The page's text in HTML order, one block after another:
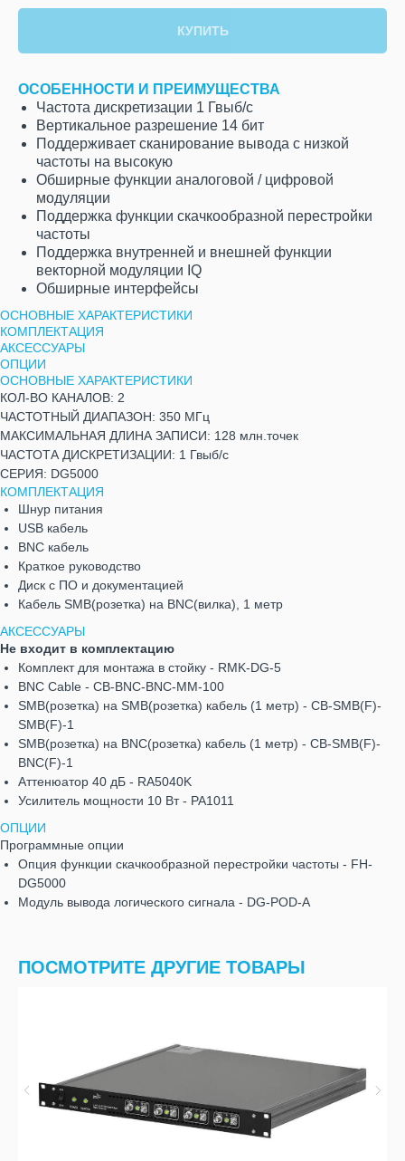
КУПИТЬ
ОСОБЕННОСТИ И ПРЕИМУЩЕСТВА
Частота дискретизации 1 Гвыб/с
Вертикальное разрешение 14 бит
Поддерживает сканирование вывода с низкой
частоты на высокую
Обширные функции аналоговой / цифровой
модуляции
Поддержка функции скачкообразной перестройки
частоты
Поддержка внутренней и внешней функции
векторной модуляции IQ
Обширные интерфейсы
ОСНОВНЫЕ ХАРАКТЕРИСТИКИ
КОМПЛЕКТАЦИЯ
АКСЕССУАРЫ
ОПЦИИ
ОСНОВНЫЕ ХАРАКТЕРИСТИКИ
КОЛ-ВО КАНАЛОВ: 2
ЧАСТОТНЫЙ ДИАПАЗОН: 350 МГц
МАКСИМАЛЬНАЯ ДЛИНА ЗАПИСИ: 128 млн.точек
ЧАСТОТА ДИСКРЕТИЗАЦИИ: 1 Гвыб/с
СЕРИЯ: DG5000
КОМПЛЕКТАЦИЯ
Шнур питания
USB кабель
BNС кабель
Краткое руководство
Диск с ПО и документацией
Кабель SMB(розетка) на BNC(вилка), 1 метр
АКСЕССУАРЫ
Не входит в комплектацию
Комплект для монтажа в стойку - RMK-DG-5
BNC Cable - CB-BNC-BNC-MM-100
SMB(розетка) на SMB(розетка) кабель (1 метр) - CB-SMB(F)-
SMB(F)-1
SMB(розетка) на BNC(розетка) кабель (1 метр) - CB-SMB(F)-
BNC(F)-1
Аттенюатор 40 дБ - RA5040K
Усилитель мощности 10 Вт - PA1011
ОПЦИИ
Программные опции
Опция функции скачкообразной перестройки частоты - FH-
DG5000
Модуль вывода логического сигнала - DG-POD-A
ПОСМОТРИТЕ ДРУГИЕ ТОВАРЫ